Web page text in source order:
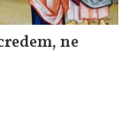
ne